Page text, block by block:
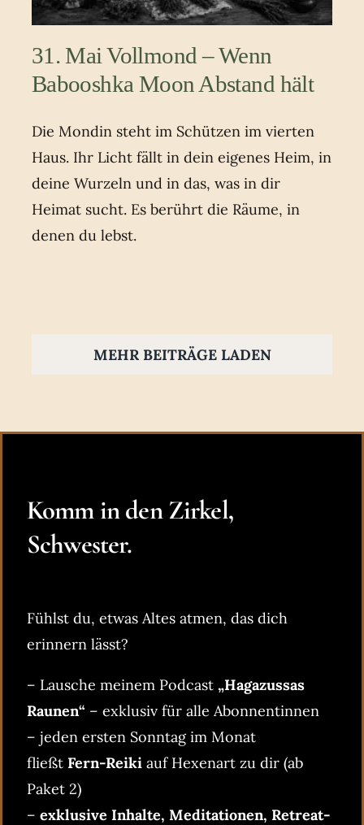
31. Mai Vollmond – Wenn
Babooshka Moon Abstand hält
Die Mondin steht im Schützen im vierten
Haus. Ihr Licht fällt in dein eigenes Heim, in
deine Wurzeln und in das, was in dir
Heimat sucht. Es berührt die Räume, in
denen du lebst.
MEHR BEITRÄGE LADEN
Komm in den Zirkel,
Schwester.
Fühlst du, etwas Altes atmen, das dich
erinnern lässt?
– Lausche meinem Podcast „Hagazussas
Raunen“ – exklusiv für alle Abonnentinnen
– jeden ersten Sonntag im Monat
fließt Fern-Reiki auf Hexenart zu dir (ab
Paket 2)
– exklusive Inhalte, Meditationen, Retreat-